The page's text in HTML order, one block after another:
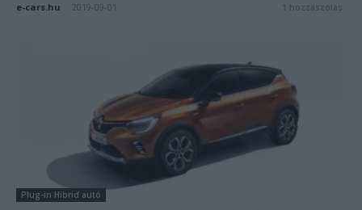
e-cars.hu 2019-09-01 1 hozzászólás
Plug-in Hibrid autó